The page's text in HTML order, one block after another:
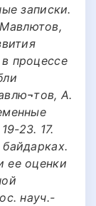
записки.
процессе
А.
23. 17.
ее оценки
науч.-